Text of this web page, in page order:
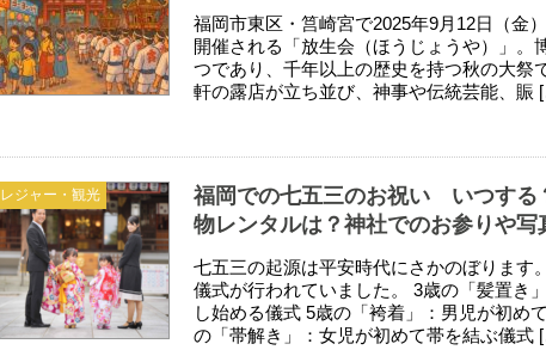
福岡市東区・筥崎宮で2025年9月12日（金
開催される「放生会（ほうじょうや）」。
つであり、千年以上の歴史を持つ秋の大祭
軒の露店が立ち並び、神事や伝統芸能、賑
レジャー・観光
福岡での七五三のお祝い いつする
物レンタルは？神社でのお参りや写
七五三の起源は平安時代にさかのぼります
儀式が行われていました。 3歳の「髪置き
し始める儀式 5歳の「袴着」：男児が初め
の「帯解き」：女児が初めて帯を結ぶ儀式